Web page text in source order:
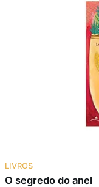
LIVROS
O segredo do anel